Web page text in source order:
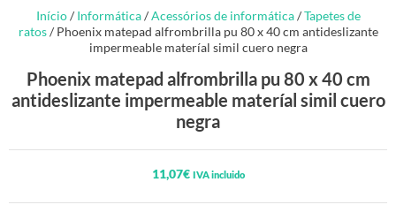
Início/ Informática/Acessórios de informática/Tapetes de
ratos/ Phoenix matepad alfrombrilla pu 80 x 40 cm antideslizante
impermeable materíal simil cuero negra
Phoenix matepad alfrombrilla pu 80 x 40 cm
antideslizante impermeable materíal simil cuero
negra
11,07€ IVA incluido